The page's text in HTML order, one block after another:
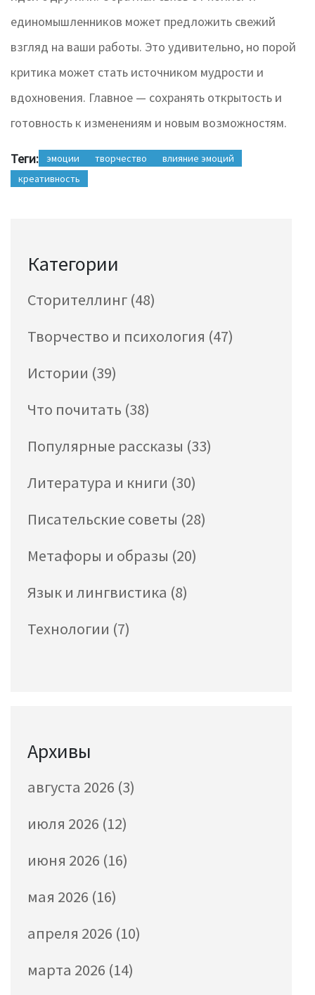
единомышленников может предложить свежий
взгляд на ваши работы. Это удивительно, но порой
критика может стать источником мудрости и
вдохновения. Главное — сохранять открытость и
готовность к изменениям и новым возможностям.
Теги: эмоции творчество
влияние эмоций
креативность
Категории
Сторителлинг (48)
Творчество и психология (47)
Истории (39)
Что почитать (38)
Популярные рассказы (33)
Литература и книги (30)
Писательские советы (28)
Метафоры и образы (20)
Язык и лингвистика (8)
Технологии (7)
Архивы
августа 2026 (3)
июля 2026 (12)
июня 2026 (16)
мая 2026 (16)
апреля 2026 (10)
марта 2026 (14)